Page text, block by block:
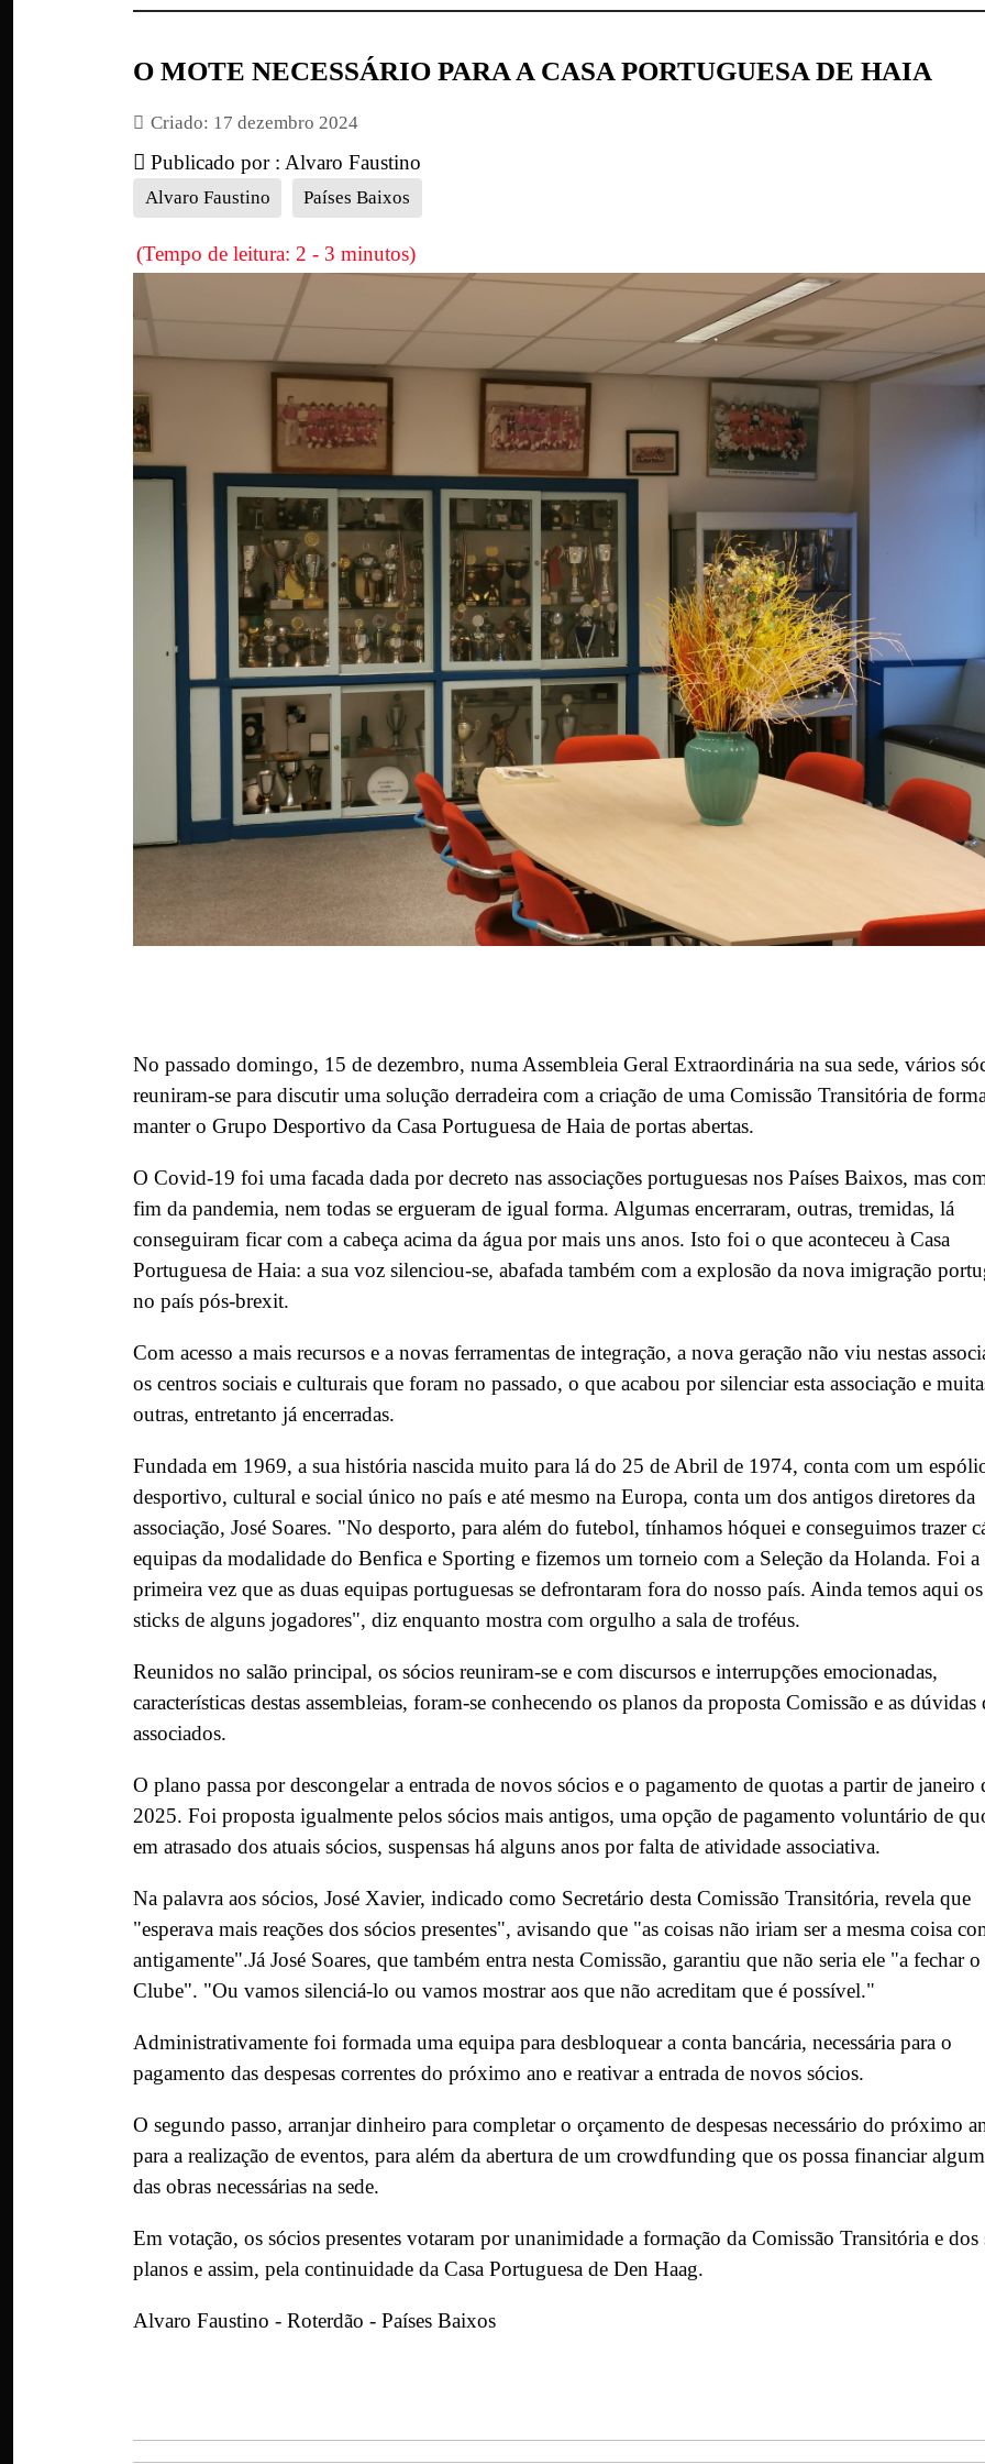
O MOTE NECESSÁRIO PARA A CASA PORTUGUESA DE HAIA
Criado: 17 dezembro 2024
Publicado por : Alvaro Faustino
Alvaro Faustino Países Baixos
(Tempo de leitura: 2 - 3 minutos)
No passado domingo, 15 de dezembro, numa Assembleia Geral Extraordinária na sua sede, vários
reuniram-se para discutir uma solução derradeira com a criação de uma Comissão Transitória de
manter o Grupo Desportivo da Casa Portuguesa de Haia de portas abertas.
O Covid-19 foi uma facada dada por decreto nas associações portuguesas nos Países Baixos, mas
fim da pandemia, nem todas se ergueram de igual forma. Algumas encerraram, outras, tremidas, lá
conseguiram ficar com a cabeça acima da água por mais uns anos. Isto foi o que aconteceu à Casa
Portuguesa de Haia: a sua voz silenciou-se, abafada também com a explosão da nova imigração
no país pós-brexit.
Com acesso a mais recursos e a novas ferramentas de integração, a nova geração não viu nestas
os centros sociais e culturais que foram no passado, o que acabou por silenciar esta associação e
outras, entretanto já encerradas.
Fundada em 1969, a sua história nascida muito para lá do 25 de Abril de 1974, conta com um
desportivo, cultural e social único no país e até mesmo na Europa, conta um dos antigos diretores da
associação, José Soares. "No desporto, para além do futebol, tínhamos hóquei e conseguimos trazer
equipas da modalidade do Benfica e Sporting e fizemos um torneio com a Seleção da Holanda. Foi a
primeira vez que as duas equipas portuguesas se defrontaram fora do nosso país. Ainda temos aqui os
sticks de alguns jogadores", diz enquanto mostra com orgulho a sala de troféus.
Reunidos no salão principal, os sócios reuniram-se e com discursos e interrupções emocionadas,
características destas assembleias, foram-se conhecendo os planos da proposta Comissão e as dúvidas
associados.
O plano passa por descongelar a entrada de novos sócios e o pagamento de quotas a partir de janeiro
2025. Foi proposta igualmente pelos sócios mais antigos, uma opção de pagamento voluntário de
em atrasado dos atuais sócios, suspensas há alguns anos por falta de atividade associativa.
Na palavra aos sócios, José Xavier, indicado como Secretário desta Comissão Transitória, revela que
"esperava mais reações dos sócios presentes", avisando que "as coisas não iriam ser a mesma coisa
antigamente".Já José Soares, que também entra nesta Comissão, garantiu que não seria ele "a fechar o
Clube". "Ou vamos silenciá-lo ou vamos mostrar aos que não acreditam que é possível."
Administrativamente foi formada uma equipa para desbloquear a conta bancária, necessária para o
pagamento das despesas correntes do próximo ano e reativar a entrada de novos sócios.
O segundo passo, arranjar dinheiro para completar o orçamento de despesas necessário do próximo
para a realização de eventos, para além da abertura de um crowdfunding que os possa financiar
das obras necessárias na sede.
Em votação, os sócios presentes votaram por unanimidade a formação da Comissão Transitória e dos
planos e assim, pela continuidade da Casa Portuguesa de Den Haag.
Alvaro Faustino - Roterdão - Países Baixos